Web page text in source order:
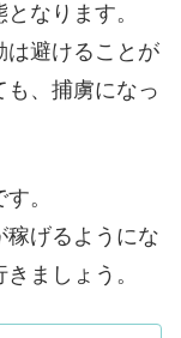
なります。
は避けることが
、捕虜になっ
。
稼げるようにな
きましょう。